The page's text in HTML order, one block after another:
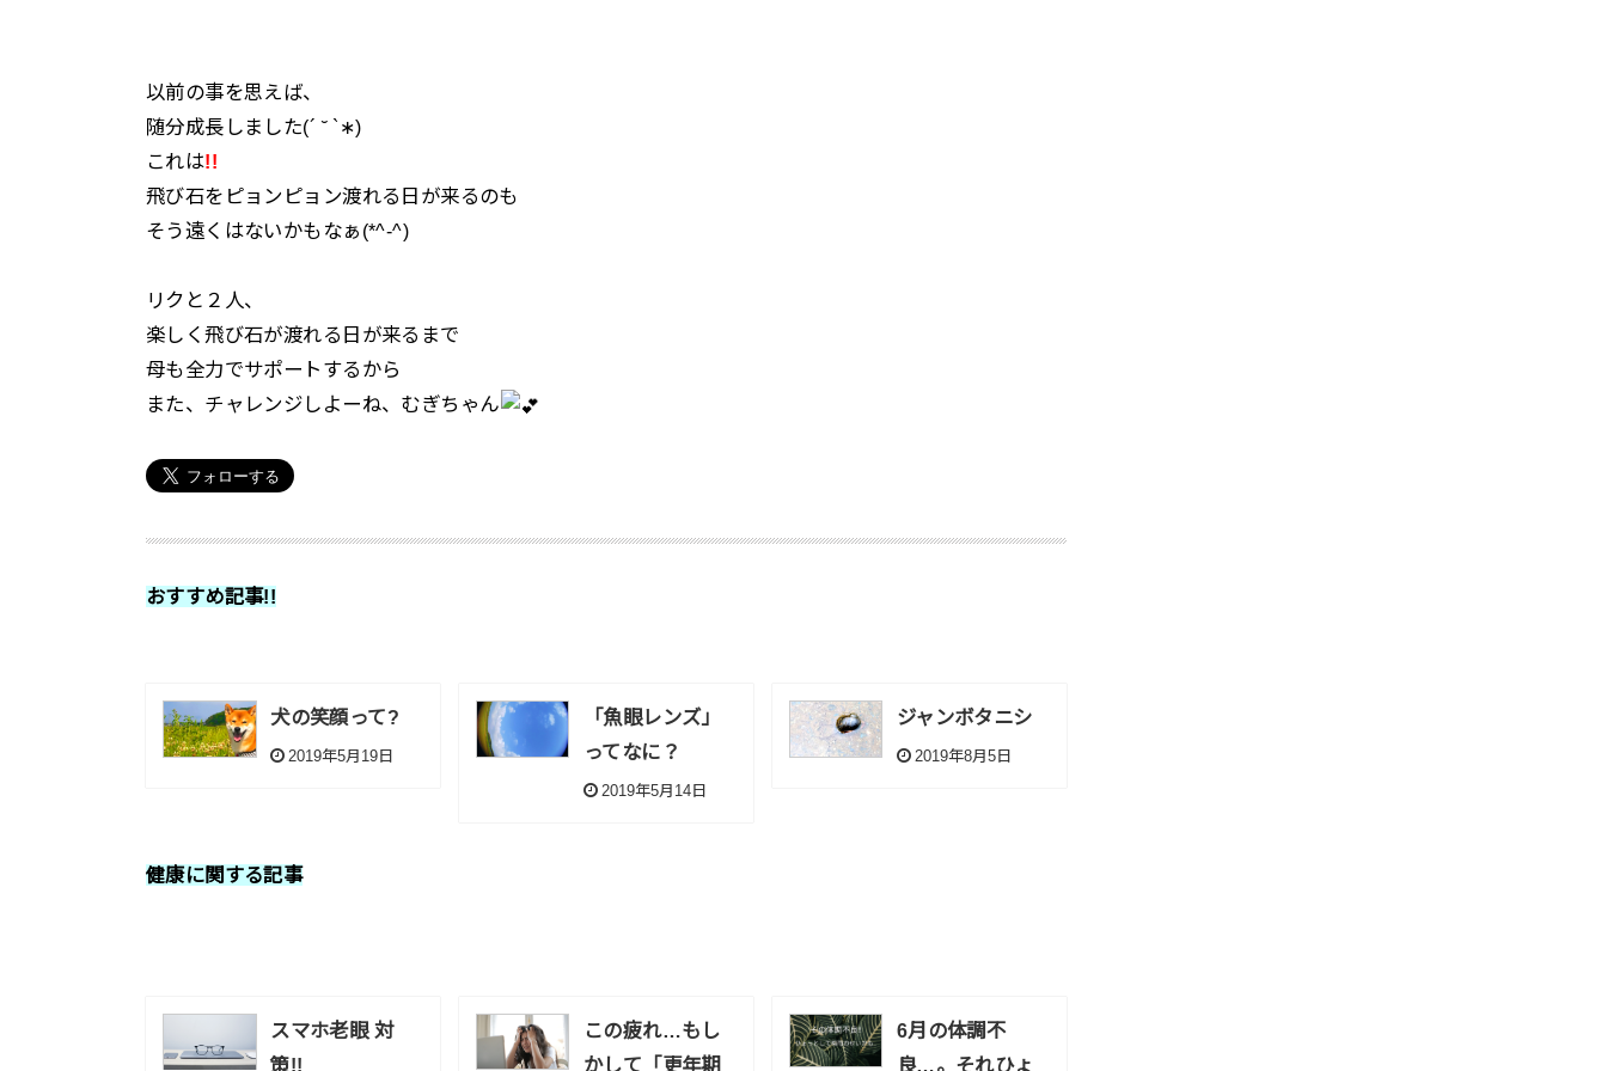
以前の事を思えば、
随分成長しました(´ ˘ `∗)
これは!!
飛び石をピョンピョン渡れる日が来るのも
そう遠くはないかもなぁ(*^-^)
リクと２人、
楽しく飛び石が渡れる日が来るまで
母も全力でサポートするから
また、チャレンジしよーね、むぎちゃん
おすすめ記事!!
犬の笑顔って?
2019年5月19日
「魚眼レンズ」
ってなに？
2019年5月14日
ジャンボタニシ
2019年8月5日
健康に関する記事
スマホ老眼 対
策!!
この疲れ…もし
かして「更年期
6月の体調不
良…。それひょ